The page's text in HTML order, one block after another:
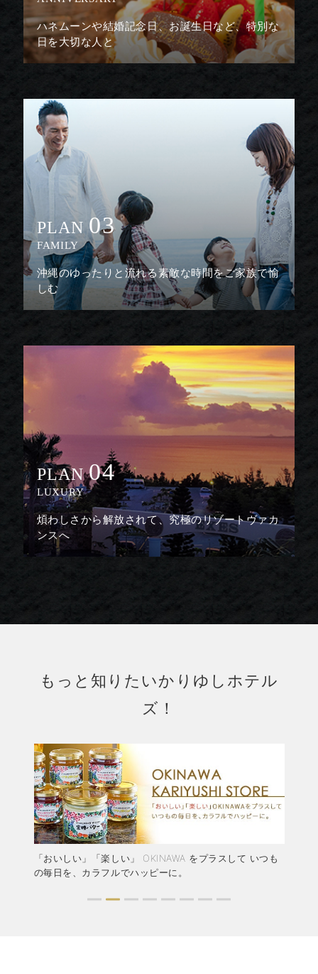
ハネムーンや結婚記念日、お誕生日など、特別な
日を大切な人と
PLAN 03
FAMILY
沖縄のゆったりと流れる素敵な時間をご家族で愉
しむ
PLAN 04
LUXURY
煩わしさから解放されて、究極のリゾートヴァカ
ンスへ
もっと知りたいかりゆしホテル
ズ！
「おいしい」「楽しい」 OKINAWA をプラスして いつも
の毎日を、カラフルでハッピーに。